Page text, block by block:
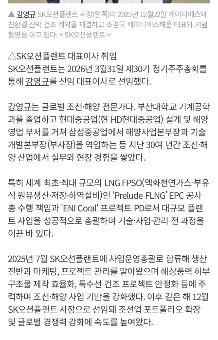
▲ 강영규 SK오션플랜트 사장(왼쪽)이 2025년 12월22일 케이티에스와
친환경 선박 건조 계약을 체결하고 조경국 케이티에스해운 대표와 기념
촬영을 하고 있다. < SK오션플랜트 >
△SK오션플랜트 대표이사 취임
SK오션플랜트는 2026년 3월31일 제30기 정기주주총회를
통해 강영규를 신임 대표이사로 선임했다.
강영규는 글로벌 조선·해양 전문가다. 부산대학교 기계공학
과를 졸업하고 현대중공업(현 HD현대중공업) 설계 및 해양
영업 부서를 거쳐 삼성중공업에서 해양사업본부장과 기술
개발본부장(부사장)을 역임하는 등 지난 30여 년간 조선·해
양 산업에서 실무와 현장 경험을 쌓았다.
특히 세계 최초·최대 규모의 LNG FPSO(액화천연가스-부유
식 원유생산·저장·하역설비)인 ‘Prelude FLNG’ EPC 공사
총 수행 책임과 'ENI Coral' 프로젝트 PD로서 대규모 플랜
트 사업을 성공적으로 총괄하며 기술·사업·관리 전 과정을
이끈 바 있다.
2025년 7월 SK오션플랜트에 사업운영총괄로 합류해 생산
전반과 마케팅, 프로젝트 관리를 맡아왔으며 해상풍력 하부
구조물 제작 효율화, 특수선 건조 프로젝트 안정화 등에 주
력하며 조선·해양 사업 기반을 강화했다. 이후 같은 해 12월
SK오션플랜트 사장으로 선임돼 조선업 포트폴리오 확장
및 글로벌 경쟁력 강화에 속도를 높여왔다.